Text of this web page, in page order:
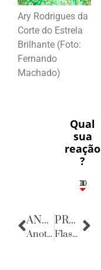
Ary Rodrigues da
Corte do Estrela
Brilhante (Foto:
Fernando
Machado)
Qual
sua
reação
?
3
1
1
3
10
ANTERIOR
Anotações do Cotidiano
PRÓXIMA
Flashes